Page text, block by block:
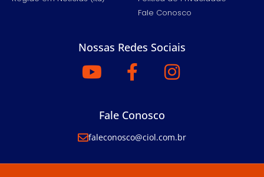
Fale Conosco
Nossas Redes Sociais
Fale Conosco
faleconosco@ciol.com.br